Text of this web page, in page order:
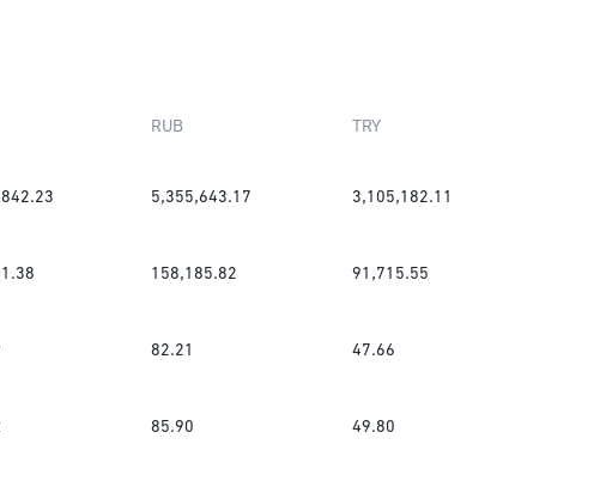
RUB TRY
5,355,643.17 3,105,182.11
158,185.82 91,715.55
82.21 47.66
85.90 49.80